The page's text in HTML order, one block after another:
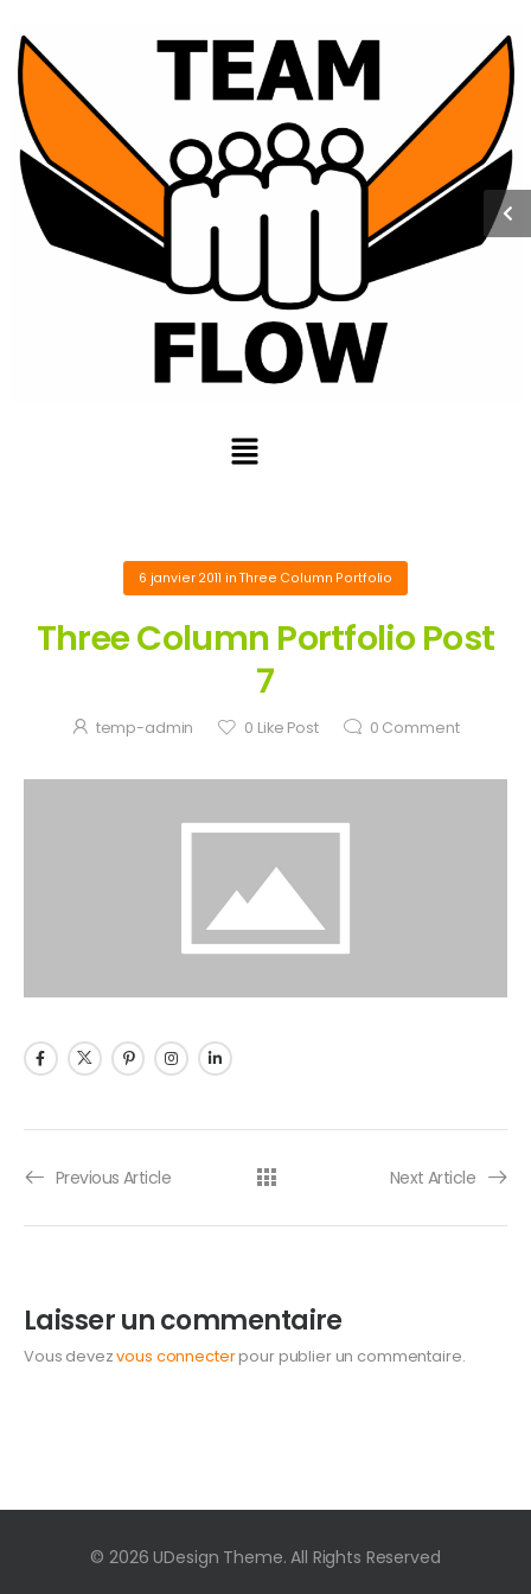
6 janvier 2011 inThree Column Portfolio
Three Column Portfolio Post
7
temp-admin 0 Like Post 0 Comment
Previous Article Next Article
Laisser un commentaire
Vous devezvous connecterpour publier un commentaire.
© 2026 UDesign Theme. All Rights Reserved